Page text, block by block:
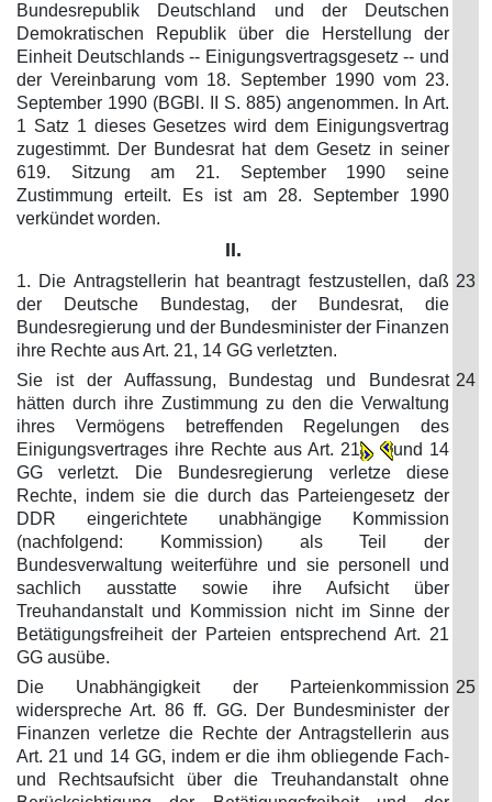
Bundesrepublik Deutschland und der Deutschen
Demokratischen Republik über die Herstellung der
Einheit Deutschlands -- Einigungsvertragsgesetz -- und
der Vereinbarung vom 18. September 1990 vom 23.
September 1990 (BGBl. II S. 885) angenommen. In Art.
1 Satz 1 dieses Gesetzes wird dem Einigungsvertrag
zugestimmt. Der Bundesrat hat dem Gesetz in seiner
619. Sitzung am 21. September 1990 seine
Zustimmung erteilt. Es ist am 28. September 1990
verkündet worden.
II.
1. Die Antragstellerin hat beantragt festzustellen, daß
der Deutsche Bundestag, der Bundesrat, die
Bundesregierung und der Bundesminister der Finanzen
ihre Rechte aus Art. 21, 14 GG verletzten.
23
Sie ist der Auffassung, Bundestag und Bundesrat
hätten durch ihre Zustimmung zu den die Verwaltung
ihres Vermögens betreffenden Regelungen des
Einigungsvertrages ihre Rechte aus Art. 21
und 14
GG verletzt. Die Bundesregierung verletze diese
Rechte, indem sie die durch das Parteiengesetz der
DDR eingerichtete unabhängige Kommission
(nachfolgend: Kommission) als Teil der
Bundesverwaltung weiterführe und sie personell und
sachlich ausstatte sowie ihre Aufsicht über
Treuhandanstalt und Kommission nicht im Sinne der
Betätigungsfreiheit der Parteien entsprechend Art. 21
GG ausübe.
24
Die Unabhängigkeit der Parteienkommission
widerspreche Art. 86 ff. GG. Der Bundesminister der
Finanzen verletze die Rechte der Antragstellerin aus
Art. 21 und 14 GG, indem er die ihm obliegende Fach-
und Rechtsaufsicht über die Treuhandanstalt ohne
25